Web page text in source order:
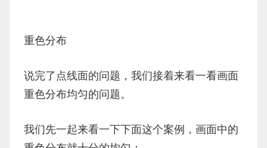
重色分布
说完了点线面的问题，我们接着来看一看画面
重色分布均匀的问题。
我们先一起来看一下下面这个案例，画面中的